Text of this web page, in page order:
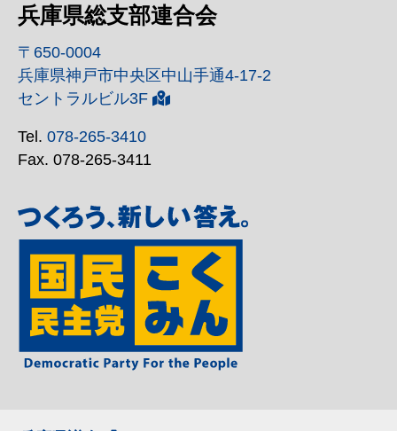
兵庫県総支部連合会
〒650-0004
兵庫県神戸市中央区中山手通4-17-2
セントラルビル3F
Tel. 078-265-3410
Fax. 078-265-3411